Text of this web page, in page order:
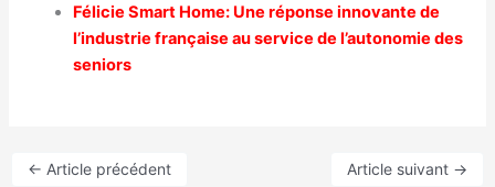
Félicie Smart Home: Une réponse innovante de
l’industrie française au service de l’autonomie des
seniors
← Article précédent Article suivant →